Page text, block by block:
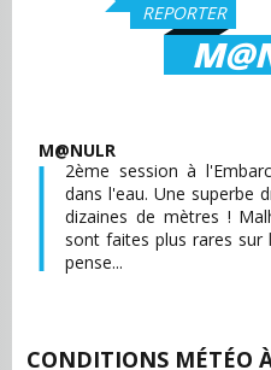
REPORTER
M@NULR
2ème session à
dans l'eau. Une superbe
dizaines de mètres !
sont faites plus rares
pense...
CONDITIONS MÉTÉO